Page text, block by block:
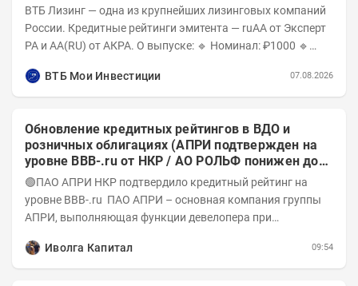
ВТБ Лизинг — одна из крупнейших лизинговых компаний
России. Кредитные рейтинги эмитента — ruAA от Эксперт
РА и AA(RU) от АКРА. О выпуске: 🔹 Номинал: ₽1000 🔹
ВТБ Мои Инвестиции
07.08.2026
Обновление кредитных рейтингов в ВДО и
розничных облигациях (АПРИ подтвержден на
уровне BBB-.ru от НКР / АО РОЛЬФ понижен до
А-(RU) / Элит Строй присвоен на уровне BBB.ru)
🟢ПАО АПРИ НКР подтвердило кредитный рейтинг на
уровне BBB-.ru ПАО АПРИ – основная компания группы
АПРИ, выполняющая функции девелопера при
Иволга Капитал
09:54